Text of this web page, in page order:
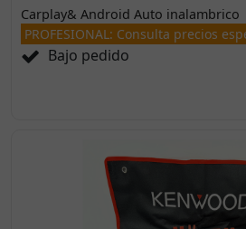
Carplay& Android Auto inalambrico
PROFESIONAL: Consulta precios
Bajo pedido